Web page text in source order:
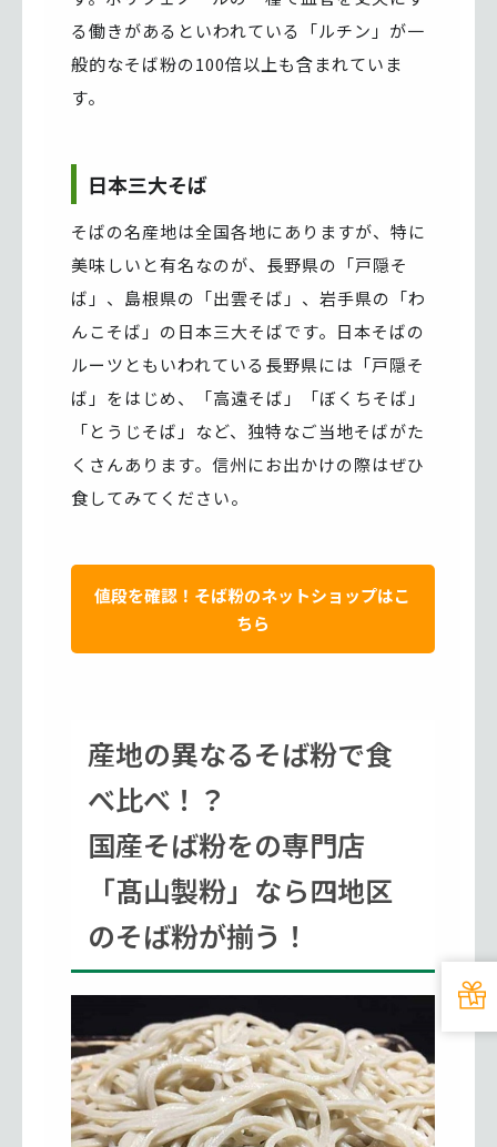
る働きがあるといわれている「ルチン」が一
般的なそば粉の100倍以上も含まれていま
す。
日本三大そば
そばの名産地は全国各地にありますが、特に
美味しいと有名なのが、長野県の「戸隠そ
ば」、島根県の「出雲そば」、岩手県の「わ
んこそば」の日本三大そばです。日本そばの
ルーツともいわれている長野県には「戸隠そ
ば」をはじめ、「高遠そば」「ぼくちそば」
「とうじそば」など、独特なご当地そばがた
くさんあります。信州にお出かけの際はぜひ
食してみてください。
値段を確認！そば粉のネットショップはこ
ちら
産地の異なるそば粉で食
べ比べ！？
国産そば粉をの専門店
「髙山製粉」なら四地区
のそば粉が揃う！